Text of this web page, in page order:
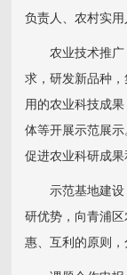
负责人、农村实用
农业技术推广
求，研发新品种
用的农业科技成
体等开展示范展
促进农业科研成果
示范基地建设
研优势，向青浦
惠、互利的原则，